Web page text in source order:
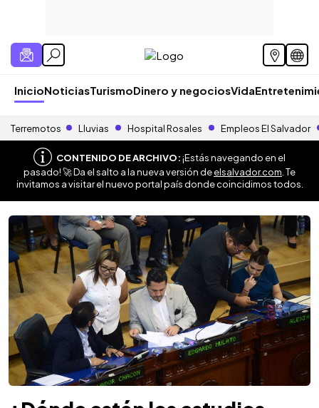
InicioNoticiasTurismoDinero y negociosVida
Terremotos Lluvias Hospital Rosales Empleos El Salvador
CONTENIDO DE ARCHIVO:¡Estás navegando en el
pasado! 🚀 Da el salto a la nueva versión deelsalvador.com . Te
invitamos a visitar el nuevo portal país donde coincidimos todos.